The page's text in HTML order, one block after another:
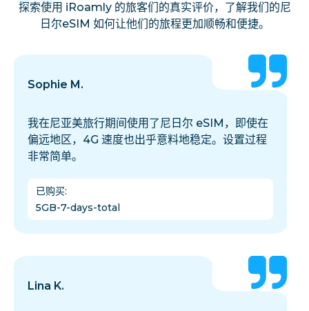
探索使用 iRoamly 的旅客们的真实评价，了解我们的尼
日尔eSIM 如何让他们的旅程更加顺畅和便捷。
Sophie M.
我在尼亚美旅行期间使用了尼日尔 eSIM，即使在
偏远地区，4G 速度也出乎意料地稳定。设置过程
非常简单。
已购买:
5GB-7-days-total
Lina K.